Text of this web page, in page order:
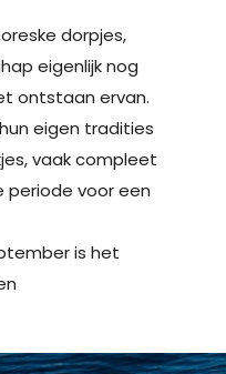
dorpjes,
eigenlijk nog
ontstaan ervan.
eigen tradities
vaak compleet
periode voor een
is het